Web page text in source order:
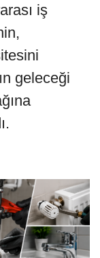
iş
geleceği